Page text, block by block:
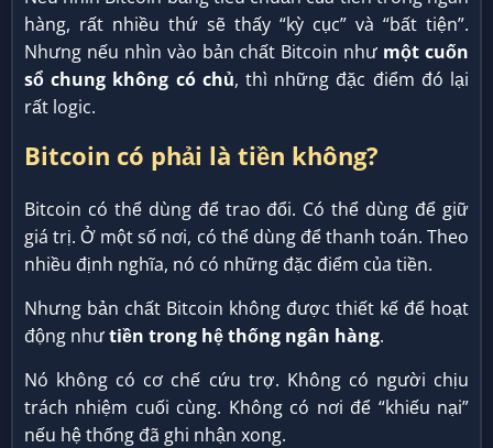
hàng, rất nhiều thứ sẽ thấy “kỳ cục” và “bất tiện”.
Nhưng nếu nhìn vào bản chất Bitcoin như một cuốn
sổ chung không có chủ, thì những đặc điểm đó lại
rất logic.
Bitcoin có phải là tiền không?
Bitcoin có thể dùng để trao đổi. Có thể dùng để giữ
giá trị. Ở một số nơi, có thể dùng để thanh toán. Theo
nhiều định nghĩa, nó có những đặc điểm của tiền.
Nhưng bản chất Bitcoin không được thiết kế để hoạt
động nhưtiền trong hệ thống ngân hàng.
Nó không có cơ chế cứu trợ. Không có người chịu
trách nhiệm cuối cùng. Không có nơi để “khiếu nại”
nếu hệ thống đã ghi nhận xong.